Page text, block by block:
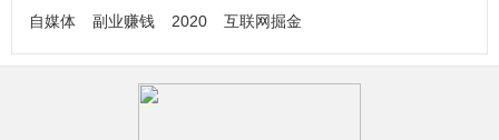
自媒体
副业赚钱 2020 互联网掘金